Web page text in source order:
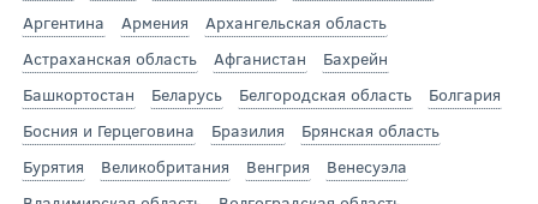
Аргентина
Армения
Архангельская область
Астраханская область
Афганистан
Бахрейн
Башкортостан
Беларусь Белгородская область
Болгария
Босния и Герцеговина
Бразилия
Брянская область
Бурятия
Великобритания Венгрия
Венесуэла